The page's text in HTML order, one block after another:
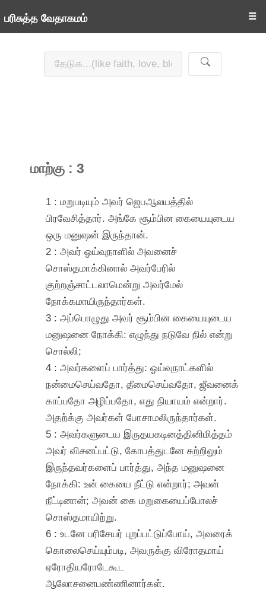
பரிசுத்த வேதாகமம் ☰
மாற்கு : 3
1 : மறுபடியும் அவர் ஜெபஆலயத்தில்
பிரவேசித்தார். அங்கே சூம்பின கையையுடைய
ஒரு மனுஷன் இருந்தான்.
2 : அவர் ஓய்வுநாளில் அவனைச்
சொஸ்தமாக்கினால் அவர்பேரில்
குற்றஞ்சாட்டலாமென்று அவர்மேல்
நோக்கமாயிருந்தார்கள்.
3 : அப்பொழுது அவர் சூம்பின கையையுடைய
மனுஷனை நோக்கி: எழுந்து நடுவே நில் என்று
சொல்லி;
4 : அவர்களைப் பார்த்து: ஓய்வுநாட்களில்
நன்மைசெய்வதோ, தீமைசெய்வதோ, ஜீவனைக்
காப்பதோ அழிப்பதோ, எது நியாயம் என்றார்.
அதற்க்கு அவர்கள் போசாமலிருந்தார்கள்.
5 : அவர்களுடைய இருதயகடினத்தினிமித்தம்
அவர் விசனப்பட்டு, கோபத்துடனே சுற்றிலும்
இருந்தவர்களைப் பார்த்து, அந்த மனுஷனை
நோக்கி: உன் கையை நீட்டு என்றார்; அவன்
நீட்டினான்; அவன் கை மறுகையைப்போலச்
சொஸ்தமாயிற்று.
6 : உடனே பரிசேயர் புறப்பட்டுப்போய், அவரைக்
கொலைசெய்யும்படி, அவருக்கு விரோதமாய்
ஏரோதியரோடேகூட
ஆலோசனைபண்ணினார்கள்.